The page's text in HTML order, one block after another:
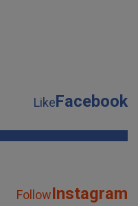
LikeFacebook
FollowInstagram